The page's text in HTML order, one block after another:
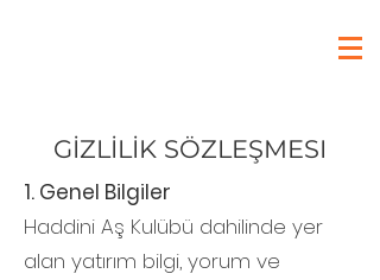
GİZLİLİK SÖZLEŞMESI
1. Genel Bilgiler
Haddini Aş Kulübü dahilinde yer
alan yatırım bilgi, yorum ve